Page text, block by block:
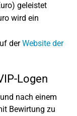
geleistet
wird ein
derWebsite der
Logen
nach einem
Bewirtung zu